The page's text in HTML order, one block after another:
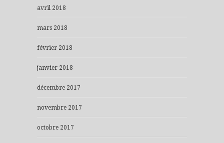
avril 2018
mars 2018
février 2018
janvier 2018
décembre 2017
novembre 2017
octobre 2017